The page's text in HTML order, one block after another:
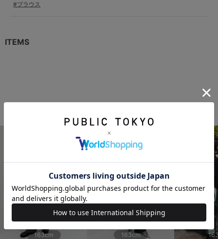
#ブラウス
ITEMS
163cm 163cm